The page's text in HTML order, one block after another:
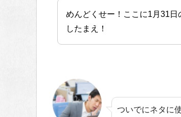
めんどくせー！ここに1月31
したまえ！
ついでにネタに